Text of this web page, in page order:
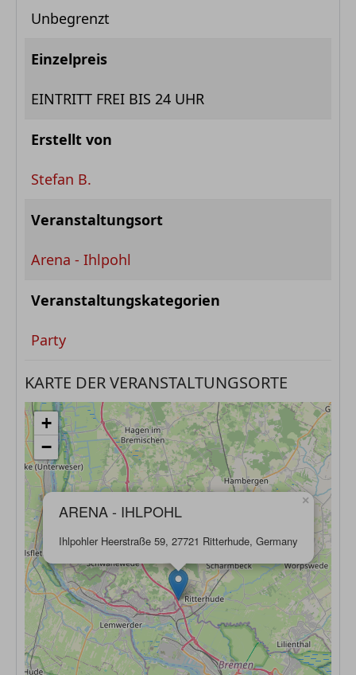
Unbegrenzt
Einzelpreis
EINTRITT FREI BIS 24 UHR
Erstellt von
Stefan B.
Veranstaltungsort
Arena - Ihlpohl
Veranstaltungskategorien
Party
KARTE DER VERANSTALTUNGSORTE
ARENA - IHLPOHL
Ihlpohler Heerstraße 59, 27721 Ritterhude, Germany
×
+
−